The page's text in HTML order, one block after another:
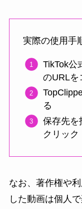
実際の使用手
TikTok公
のURLを
る
保存先を
クリック
なお、著作権や
した動画は個人